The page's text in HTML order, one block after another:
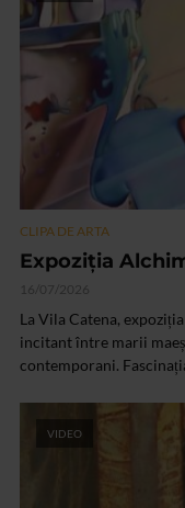
CLIPA DE ARTA
Expoziția
16/07/2026
La Vila Catena,
incitant între marii
contemporani.
VIDEO